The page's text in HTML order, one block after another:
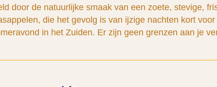
door de natuurlijke smaak van een zoete, stevige,
die het gevolg is van ijzige nachten kort
in het Zuiden. Er zijn geen grenzen aan je